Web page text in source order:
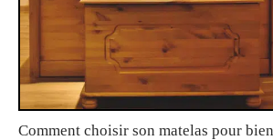
Comment choisir son matelas pour